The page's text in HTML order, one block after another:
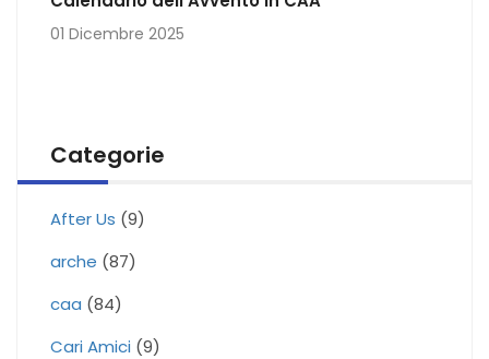
01 Dicembre 2025
Categorie
After Us (9)
arche (87)
caa (84)
Cari Amici (9)